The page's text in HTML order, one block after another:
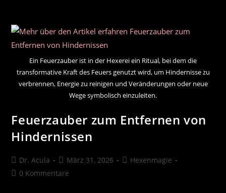
Einzelpraktizierende
Ein Feuerzauber ist in der Hexerei ein Ritual, bei dem die
transformative Kraft des Feuers genutzt wird, um Hindernisse zu
verbrennen, Energie zu reinigen und Veränderungen oder neue
Wege symbolisch einzuleiten.
Feuerzauber zum Entfernen von
Hindernissen
Beitrags-
Autor:
Dr. Acula
Beitrag
veröffentlicht:
März 31, 2026
Beitrags-
Hexenmagie
Beitrags-
0 Kommentare